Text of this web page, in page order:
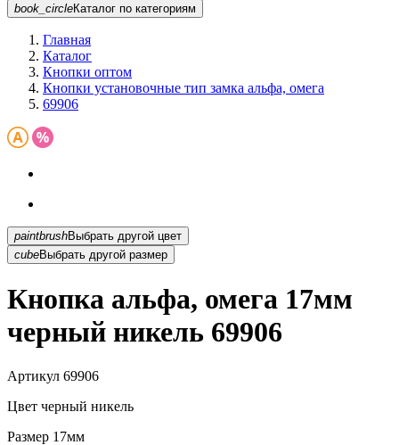
book_circleКаталог по категориям
Главная
Каталог
Кнопки оптом
Кнопки установочные тип замка альфа, омега
69906
paintbrush
Выбрать другой цвет
cubeВыбрать другой размер
Кнопка альфа, омега 17мм
черный никель 69906
Артикул 69906
Цвет черный никель
Размер 17мм